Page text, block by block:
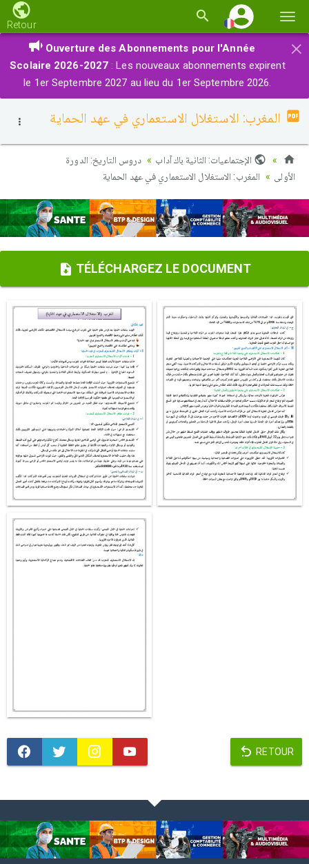
la
Retour
×
Ouverture des Abonnements pour l'Année
Scolaire 2026-2027 : Les nouveaux abonnements expirent
le 1er Septembre 2027 au lieu du 1er Septembre 2026.
المغرب: الاستغلال الاستعماري في عهد الحماية
الإجتماعيات: الثانية باك آداب
دروس التاريخ: الدورة
الأولى
المغرب: الاستغلال الاستعماري في عهد الحماية
TÉLÉCHARGEZ LE DOCUMENT
RETOUR